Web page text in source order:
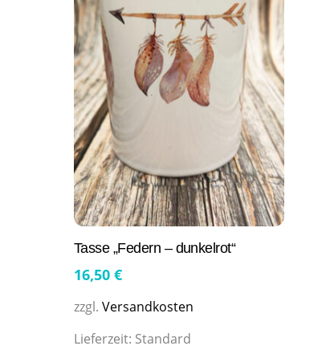
Tasse „Federn – dunkelrot“
16,50 €
zzgl. Versandkosten
Lieferzeit: Standard